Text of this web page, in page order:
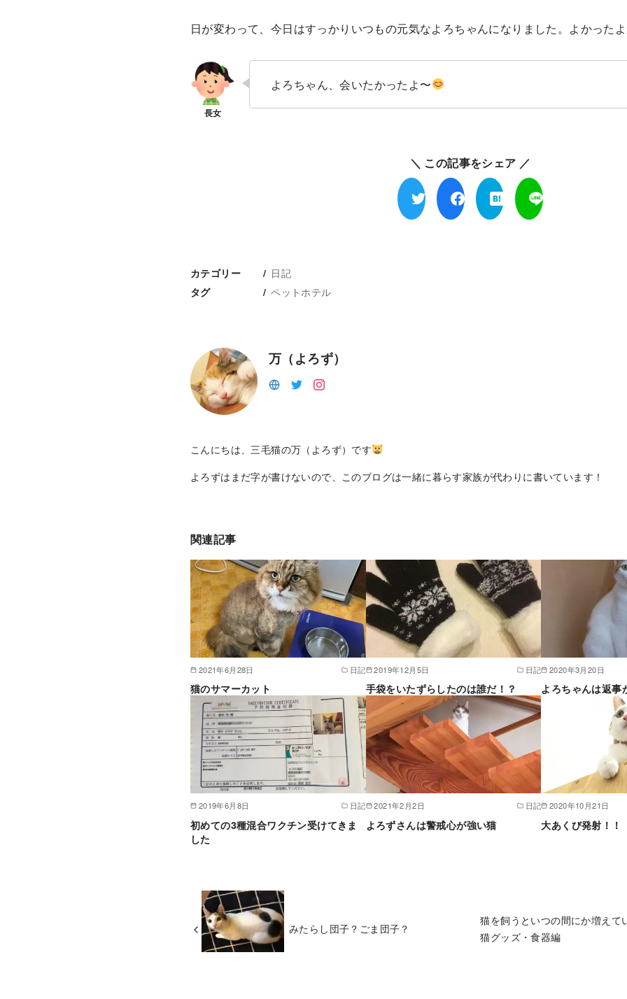
日が変わって、今日はすっかりいつもの元気なよろちゃんになりました。よかった
よろちゃん、会いたかったよ〜
＼ この記事をシェア ／
カテゴリー 日記
タグ ペットホテル
万（よろず）
こんにちは、三毛猫の万（よろず）です
よろずはまだ字が書けないので、このブログは一緒に暮らす家族が代わりに書いています！
関連記事
2021年6月28日 日記
猫のサマーカット
2019年12月5日 日記
手袋をいたずらしたのは誰だ！？
2020年3月20日
よろちゃんは返事
2019年6月8日 日記
初めての3種混合ワクチン受けてきま
した
2021年2月2日 日記
よろずさんは警戒心が強い猫
2020年10月21日
大あくび発射！！
みたらし団子？ごま団子？
猫を飼うといつの間にか増えて
猫グッズ・食器編